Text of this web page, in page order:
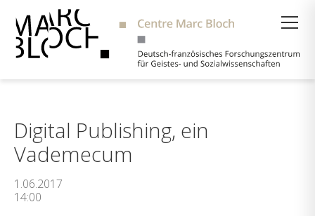
Digital Publishing, ein
Vademecum
1.06.2017
14:00